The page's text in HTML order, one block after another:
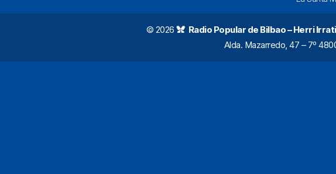
© 2026 Radio Popular de Bilbao – Herri
Alda. Mazarredo, 47 – 7º